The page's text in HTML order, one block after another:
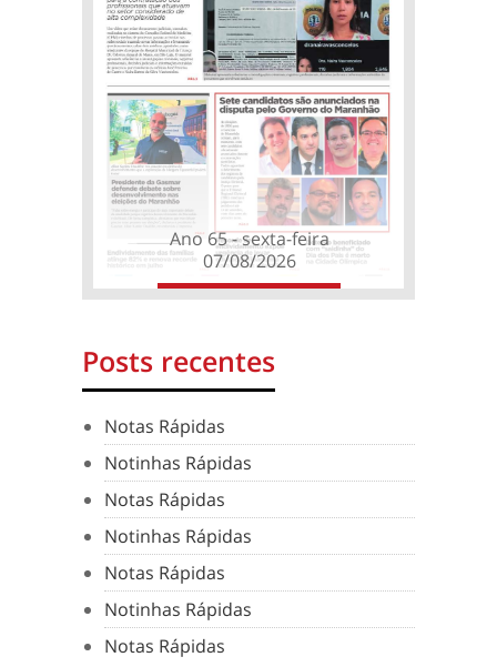
Ano 65 - sexta-feira
07/08/2026
Posts recentes
Notas Rápidas
Notinhas Rápidas
Notas Rápidas
Notinhas Rápidas
Notas Rápidas
Notinhas Rápidas
Notas Rápidas